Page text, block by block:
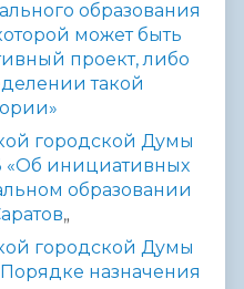
образования
может быть
проект, либо
такой
городской Думы
«Об инициативных
образовании
„
городской Думы
Порядке назначения